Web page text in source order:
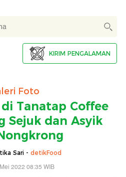
KIRIM PENGALAMAN
Foto
Tanatap Coffee
Sejuk dan Asyik
Sari - detikFood
2022 08:35 WIB